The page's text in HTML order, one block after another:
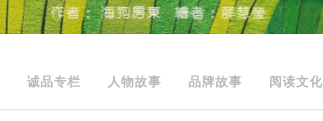
诚品专栏 人物故事 品牌故事 阅读文化